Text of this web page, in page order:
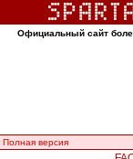
Официальный сайт
Полная версия